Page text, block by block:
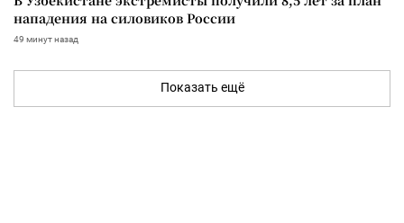
нападения на силовиков России
49 минут назад
Показать ещё